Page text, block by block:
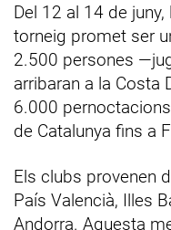
Del 12 al 14 de
torneig promet ser
2.500 persones
arribaran a la Costa
6.000
de Catalunya fins a
Els clubs provenen
País Valencià, Illes
Andorra. Aquesta